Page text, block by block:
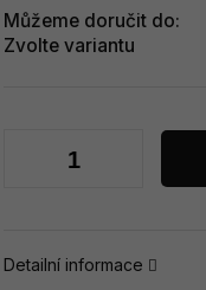
Můžeme doručit do:
Zvolte variantu
Detailní informace